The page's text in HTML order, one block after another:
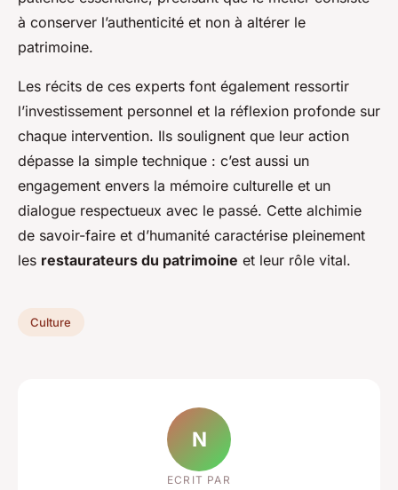
à conserver l’authenticité et non à altérer le
patrimoine.
Les récits de ces experts font également ressortir
l’investissement personnel et la réflexion profonde sur
chaque intervention. Ils soulignent que leur action
dépasse la simple technique : c’est aussi un
engagement envers la mémoire culturelle et un
dialogue respectueux avec le passé. Cette alchimie
de savoir-faire et d’humanité caractérise pleinement
les restaurateurs du patrimoine et leur rôle vital.
Culture
N
ECRIT PAR